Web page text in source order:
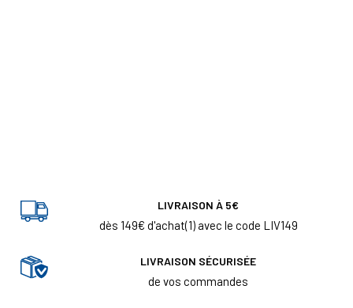
LIVRAISON À 5€
dès 149€ d'achat(1) avec le code LIV149
LIVRAISON SÉCURISÉE
de vos commandes